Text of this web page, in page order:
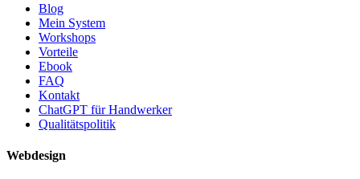
Blog
Mein System
Workshops
Vorteile
Ebook
FAQ
Kontakt
ChatGPT für Handwerker
Qualitätspolitik
Webdesign